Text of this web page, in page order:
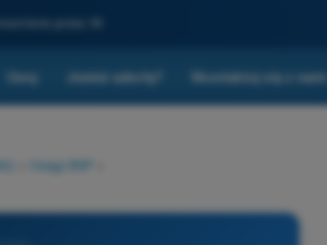
przez AI
Ceny Jesteś szkołą? Skontaktuj się z nami
Osiągi BSP